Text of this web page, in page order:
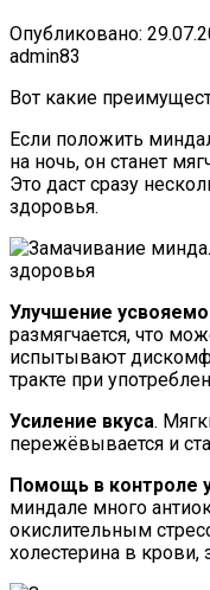
Опубликовано:
admin83
Вот какие
Если положить
на ночь, он станет
Это даст сразу
здоровья.
Улучшение
размягчается, что
испытывают
тракте при
Усиление вкуса.
пережёвывается и
Помощь в контроле
миндале много
окислительным
холестерина в крови,